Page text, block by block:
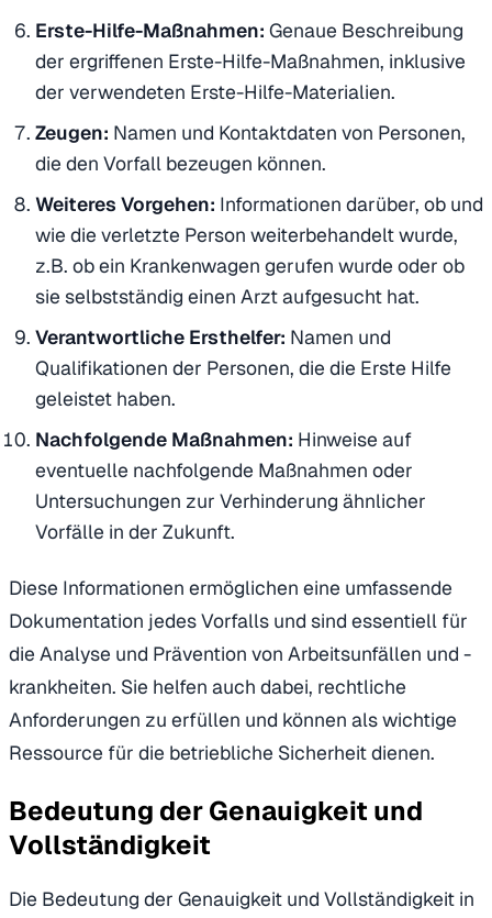
Erste-Hilfe-Maßnahmen: Genaue Beschreibung
der ergriffenen Erste-Hilfe-Maßnahmen, inklusive
der verwendeten Erste-Hilfe-Materialien.
Zeugen: Namen und Kontaktdaten von Personen,
die den Vorfall bezeugen können.
Weiteres Vorgehen: Informationen darüber, ob und
wie die verletzte Person weiterbehandelt wurde,
z.B. ob ein Krankenwagen gerufen wurde oder ob
sie selbstständig einen Arzt aufgesucht hat.
Verantwortliche Ersthelfer: Namen und
Qualifikationen der Personen, die die Erste Hilfe
geleistet haben.
Nachfolgende Maßnahmen: Hinweise auf
eventuelle nachfolgende Maßnahmen oder
Untersuchungen zur Verhinderung ähnlicher
Vorfälle in der Zukunft.
Diese Informationen ermöglichen eine umfassende
Dokumentation jedes Vorfalls und sind essentiell für
die Analyse und Prävention von Arbeitsunfällen und -
krankheiten. Sie helfen auch dabei, rechtliche
Anforderungen zu erfüllen und können als wichtige
Ressource für die betriebliche Sicherheit dienen.
Bedeutung der Genauigkeit und
Vollständigkeit
Die Bedeutung der Genauigkeit und Vollständigkeit in